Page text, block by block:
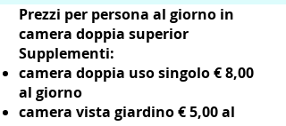
Prezzi per persona al giorno in
camera doppia superior
Supplementi:
camera doppia uso singolo € 8,00
al giorno
camera vista giardino € 5,00 al